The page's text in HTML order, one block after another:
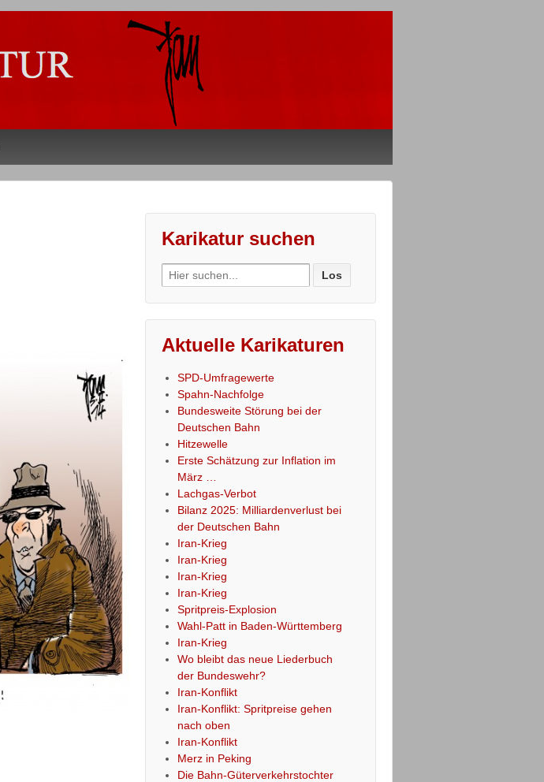
Karikatur suchen
Search
for:
Aktuelle Karikaturen
SPD-Umfragewerte
Spahn-Nachfolge
Bundesweite Störung bei der
Deutschen Bahn
Hitzewelle
Erste Schätzung zur Inflation im
März …
Lachgas-Verbot
Bilanz 2025: Milliardenverlust bei
der Deutschen Bahn
Iran-Krieg
Iran-Krieg
Iran-Krieg
Iran-Krieg
Spritpreis-Explosion
Wahl-Patt in Baden-Württemberg
Iran-Krieg
Wo bleibt das neue Liederbuch
der Bundeswehr?
Iran-Konflikt
Iran-Konflikt: Spritpreise gehen
nach oben
Iran-Konflikt
Merz in Peking
Die Bahn-Güterverkehrstochter